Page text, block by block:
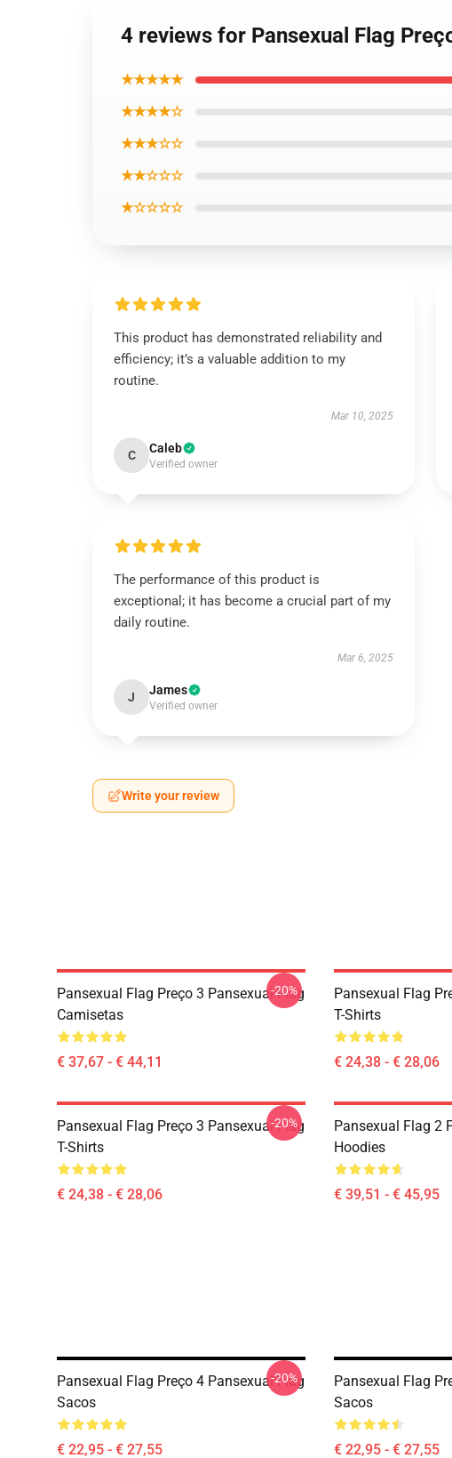
4 reviews for Pansexual Flag
★★★★★
★★★★☆
★★★☆☆
★★☆☆☆
★☆☆☆☆
This product has demonstrated reliability and
efficiency; it’s a valuable addition to my
routine.
Mar 10, 2025
C Caleb
Verified owner
The performance of this product is
exceptional; it has become a crucial part of my
daily routine.
Mar 6, 2025
J James
Verified owner
Write your review
Pansexual Flag Preço 3 Pansexual Flag
Camisetas
€ 37,67 - € 44,11
-20%
Pansexual Flag
T-Shirts
€ 24,38 - € 28,06
Pansexual Flag Preço 3 Pansexual Flag
T-Shirts
€ 24,38 - € 28,06
-20%
Pansexual Flag 2
Hoodies
€ 39,51 - € 45,95
Pansexual Flag Preço 4 Pansexual Flag
Sacos
€ 22,95 - € 27,55
-20%
Pansexual Flag
Sacos
€ 22,95 - € 27,55